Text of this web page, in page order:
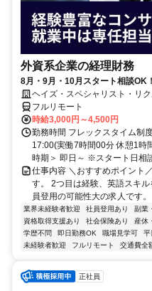
外資系企業の経理財務
8月・9月・10月スタート相談OK
大／700万～800万／リモート勤
ヘイズ・スペシャリスト・リ
フルリモート
時給3,000円～4,500円
勤務時間 フレックスタイム制
17:00(実働7時間00分 休憩1
時期＞ 即日～ ※スタート日相
仕事内容 ＼おすすめポイント
す。 2つ目は経験、英語スキ
員登用の可能性大の求人です
業界未経験者歓迎 社員登用あり 副業
資格取得支援あり
社会保険あり 産休
学歴不問
即日勤務OK 職場見学可 平
未経験者歓迎
フルリモート 交通費全
正社員